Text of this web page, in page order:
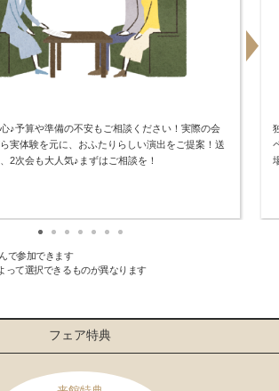
♪予算や準備の不安もご相談ください！実際の会
実体験を元に、おふたりらしい演出をご提案！送
2次会も大人気♪まずはご相談を！
で参加できます
って選択できるものが異なります
フェア特典